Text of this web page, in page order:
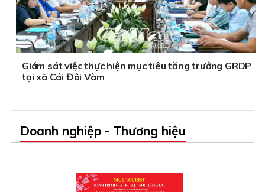
Giám sát việc thực hiện mục tiêu tăng trưởng GRDP
tại xã Cái Đôi Vàm
Doanh nghiệp - Thương hiệu